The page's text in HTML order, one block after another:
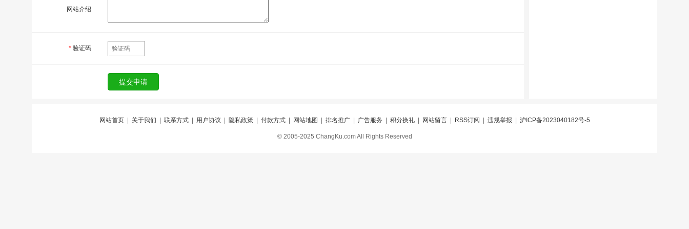
网站介绍
* 验证码
网站首页| 关于我们 联系方式| 用户协议 隐私政策| 付款方式| 网站地图 排名推广| 广告服务 积分换礼| 网站留言| RSS订阅 违规举报 沪ICP备2023040182号-5
© 2005-2025 ChangKu.com All Rights Reserved